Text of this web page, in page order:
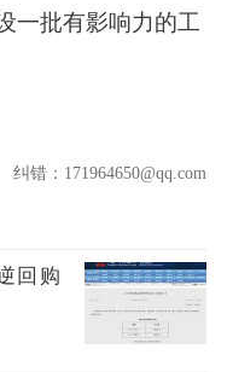
一批有影响力的工
纠错：171964650@qq.com
回购